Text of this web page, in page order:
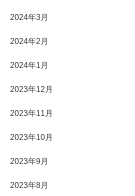
2024年3月
2024年2月
2024年1月
2023年12月
2023年11月
2023年10月
2023年9月
2023年8月